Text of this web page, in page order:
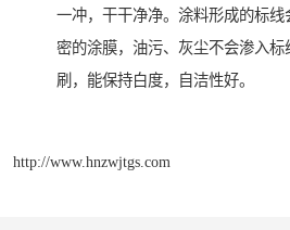
一冲，干干净净。涂料形成的标
密的涂膜，油污、灰尘不会渗入标
刷，能保持白度，自洁性好。
http://www.hnzwjtgs.com